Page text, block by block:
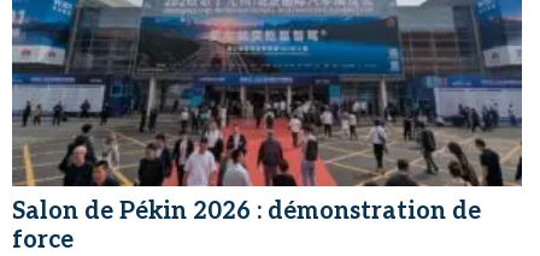
Salon de Pékin 2026 : démonstration de
force